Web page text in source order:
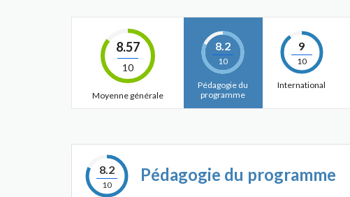
8.57
10
Moyenne générale
8.2
10
Pédagogie du
programme
9
10
International
8.2
10
Pédagogie du programme